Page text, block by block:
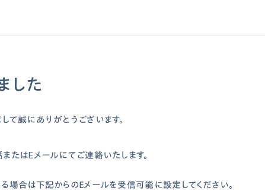
した
て誠にありがとうございます。
たはEメールにてご連絡いたします。
場合は下記からのＥメールを受信可能に設定してください。